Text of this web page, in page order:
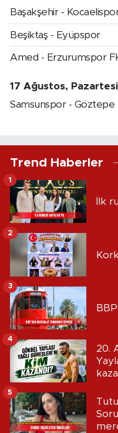
Başakşehir -
Beşiktaş - Eyüpspor
Amed - Erzurumspor
17 Ağustos, Pazartesi
Samsunspor - Göztepe
Trend Haberler
İlk
1
2
3
20.
4
5